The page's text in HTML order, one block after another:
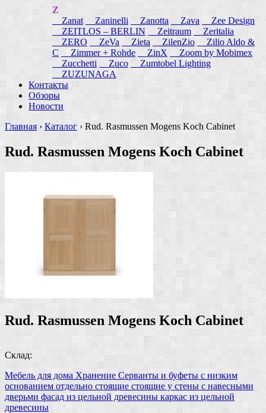
Z
Zanat
Zaninelli Zanotta Zava
Zee Design
ZEITLOS – BERLIN
Zeitraum
Zeritalia
ZERO
ZeVa Zieta ZilenZio
Zilio Aldo &
C
Zimmer + Rohde ZinX
Zoom by Mobimex
Zucchetti
Zuco
Zumtobel Lighting
ZUZUNAGA
Контакты
Обзоры
Новости
Главная › Каталог › Rud. Rasmussen Mogens Koch Cabinet
Rud. Rasmussen Mogens Koch Cabinet
Rud. Rasmussen Mogens Koch Cabinet
Склад:
Мебель для дома Хранение Серванты и буфеты с низким
основанием отдельно стоящие стоящие у стены с навесными
дверьми фасад из цельной древесины каркас из цельной
древесины